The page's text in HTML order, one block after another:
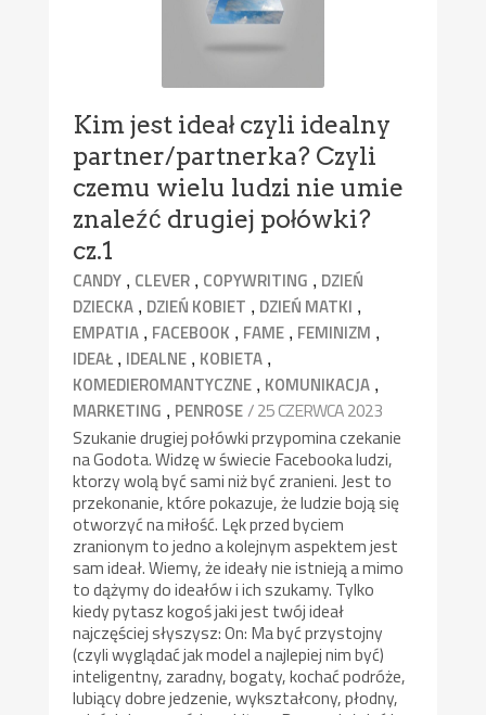
Kim jest ideał czyli idealny
partner/partnerka? Czyli
czemu wielu ludzi nie umie
znaleźć drugiej połówki?
cz.1
CANDY , CLEVER , COPYWRITING , DZIEŃ
DZIECKA , DZIEŃ KOBIET , DZIEŃ MATKI ,
EMPATIA , FACEBOOK , FAME , FEMINIZM ,
IDEAŁ , IDEALNE , KOBIETA ,
KOMEDIEROMANTYCZNE , KOMUNIKACJA ,
MARKETING , PENROSE/ 25 CZERWCA 2023
Szukanie drugiej połówki przypomina czekanie
na Godota. Widzę w świecie Facebooka ludzi,
ktorzy wolą być sami niż być zranieni. Jest to
przekonanie, które pokazuje, że ludzie boją się
otworzyć na miłość. Lęk przed byciem
zranionym to jedno a kolejnym aspektem jest
sam ideał. Wiemy, że ideały nie istnieją a mimo
to dążymy do ideałów i ich szukamy. Tylko
kiedy pytasz kogoś jaki jest twój ideał
najczęściej słyszysz: On: Ma być przystojny
(czyli wyglądać jak model a najlepiej nim być)
inteligentny, zaradny, bogaty, kochać podróże,
lubiący dobre jedzenie, wykształcony, płodny,